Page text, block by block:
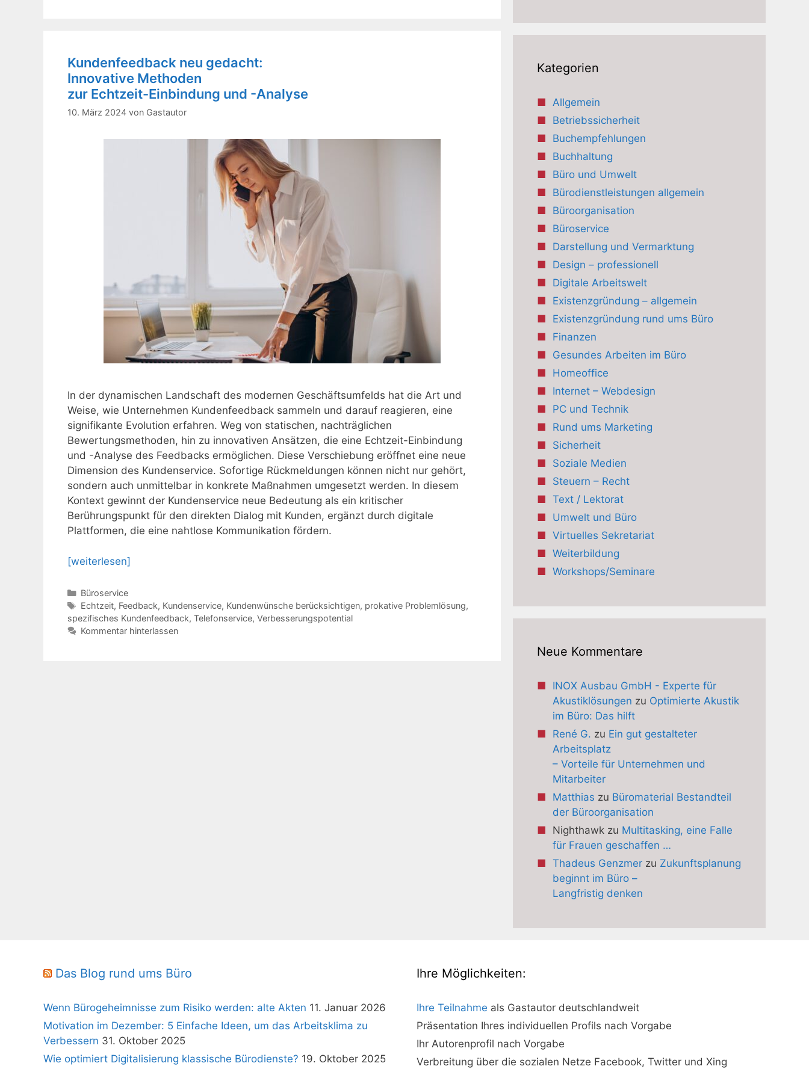
Kundenfeedback neu gedacht:
Innovative Methoden
zur Echtzeit-Einbindung und -Analyse
10. März 2024 von Gastautor
In der dynamischen Landschaft des modernen Geschäftsumfelds hat die Art und
Weise, wie Unternehmen Kundenfeedback sammeln und darauf reagieren, eine
signifikante Evolution erfahren. Weg von statischen, nachträglichen
Bewertungsmethoden, hin zu innovativen Ansätzen, die eine Echtzeit-Einbindung
und -Analyse des Feedbacks ermöglichen. Diese Verschiebung eröffnet eine neue
Dimension des Kundenservice. Sofortige Rückmeldungen können nicht nur gehört,
sondern auch unmittelbar in konkrete Maßnahmen umgesetzt werden. In diesem
Kontext gewinnt der Kundenservice neue Bedeutung als ein kritischer
Berührungspunkt für den direkten Dialog mit Kunden, ergänzt durch digitale
Plattformen, die eine nahtlose Kommunikation fördern.
[weiterlesen]
Kategorien
Büroservice
Schlagwörter
Echtzeit, Feedback, Kundenservice, Kundenwünsche berücksichtigen, prokative Problemlösung,
spezifisches Kundenfeedback, Telefonservice, Verbesserungspotential
Kommentar hinterlassen
Kategorien
Allgemein
Betriebssicherheit
Buchempfehlungen
Buchhaltung
Büro und Umwelt
Bürodienstleistungen allgemein
Büroorganisation
Büroservice
Darstellung und Vermarktung
Design – professionell
Digitale Arbeitswelt
Existenzgründung – allgemein
Existenzgründung rund ums Büro
Finanzen
Gesundes Arbeiten im Büro
Homeoffice
Internet – Webdesign
PC und Technik
Rund ums Marketing
Sicherheit
Soziale Medien
Steuern – Recht
Text / Lektorat
Umwelt und Büro
Virtuelles Sekretariat
Weiterbildung
Workshops/Seminare
Neue Kommentare
INOX Ausbau GmbH - Experte für
Akustiklösungen zu Optimierte Akustik
im Büro: Das hilft
René G. zu Ein gut gestalteter
Arbeitsplatz
– Vorteile für Unternehmen und
Mitarbeiter
Matthias zu Büromaterial Bestandteil
der Büroorganisation
Nighthawkzu Multitasking, eine Falle
für Frauen geschaffen …
Thadeus Genzmerzu Zukunftsplanung
beginnt im Büro –
Langfristig denken
Das Blog rund ums Büro
Wenn Bürogeheimnisse zum Risiko werden: alte Akten 11. Januar 2026
Motivation im Dezember: 5 Einfache Ideen, um das Arbeitsklima zu
Verbessern 31. Oktober 2025
Wie optimiert Digitalisierung klassische Bürodienste? 19. Oktober 2025
Ihre Möglichkeiten:
Ihre Teilnahme als Gastautor deutschlandweit
Präsentation Ihres individuellen Profils nach Vorgabe
Ihr Autorenprofil nach Vorgabe
Verbreitung über die sozialen Netze Facebook, Twitter und Xing